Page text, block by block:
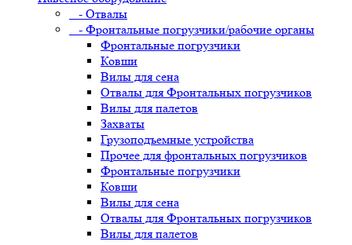
- Отвалы
- Фронтальные погрузчики/рабочие органы
Фронтальные погрузчики
Ковши
Вилы для сена
Отвалы для Фронтальных погрузчиков
Вилы для палетов
Захваты
Грузоподъемные устройства
Прочее для фронтальных погрузчиков
Фронтальные погрузчики
Ковши
Вилы для сена
Отвалы для Фронтальных погрузчиков
Вилы для палетов